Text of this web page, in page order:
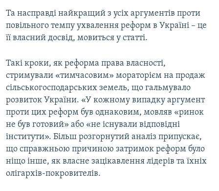
Та насправді найкращий з усіх аргументів проти
повільного темпу ухвалення реформ в Україні – це
її власний досвід, мовиться у статті.
Такі кроки, як реформа права власності,
стримували «тимчасовим» мораторієм на продаж
сільськогосподарських земель, що гальмувало
розвиток України. «У кожному випадку аргумент
проти цих реформ був однаковим, мовляв «ринок
не був готовий» або «не існували відповідні
інститути». Більш розгорнутий аналіз припускає,
що справжньою причиною затримок реформ було
ніщо інше, як власне зацікавлення лідерів та їхніх
олігархів-покровителів.